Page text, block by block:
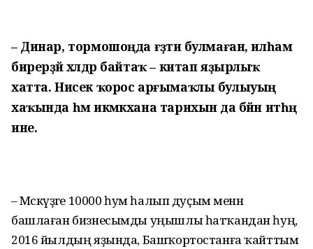
– Динар, тормошоңда ғәҙәти булмаған, илһам
бирерҙәй хәлдәр байтаҡ – китап яҙырлыҡ
хатта. Нисек ҡорос арғымаҡлы булыуың
хаҡында һәм икмәкхана тарихын да бәйән итһәң
ине.
– Мәскәүҙәге 10000 һум һалып дуҫым менән
башлаған бизнесымды уңышлы һатҡандан һуң,
2016 йылдың яҙында, Башҡортостанға ҡайттым